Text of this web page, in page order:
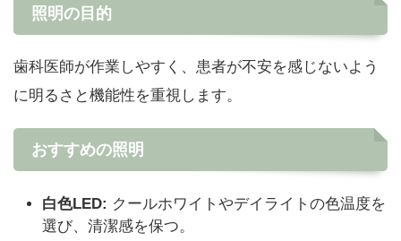
照明の目的
歯科医師が作業しやすく、患者が不安を感じないよう
に明るさと機能性を重視します。
おすすめの照明
白色LED: クールホワイトやデイライトの色温度を
選び、清潔感を保つ。